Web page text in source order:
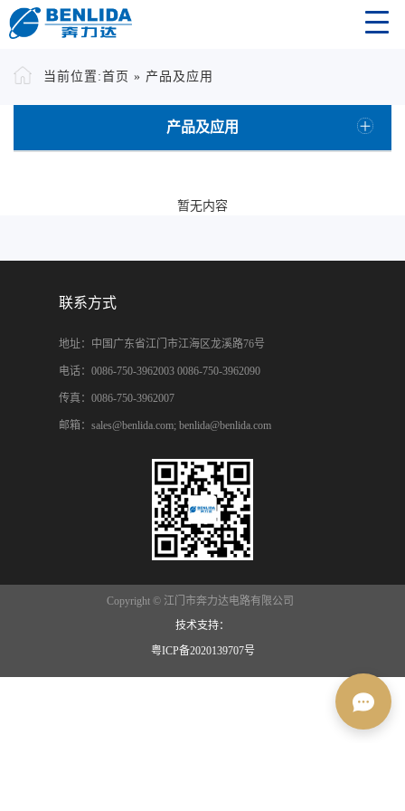
当前位置:首页 » 产品及应用
产品及应用
暂无内容
联系方式
地址：中国广东省江门市江海区龙溪路76号
电话：0086-750-3962003 0086-750-3962090
传真：0086-750-3962007
邮箱：sales@benlida.com; benlida@benlida.com
Copyright © 江门市奔力达电路有限公司
技术支持：
粤ICP备2020139707号